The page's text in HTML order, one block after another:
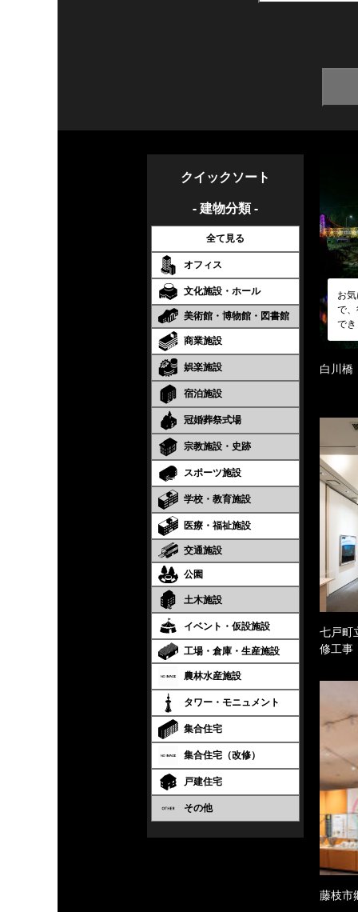
クイックソート
- 建物分類 -
全て見る
オフィス
文化施設・ホール
美術館・博物館・図書館
商業施設
娯楽施設
宿泊施設
冠婚葬祭式場
宗教施設・史跡
スポーツ施設
学校・教育施設
医療・福祉施設
交通施設
公園
土木施設
イベント・仮設施設
工場・倉庫・生産施設
農林水産施設
タワー・モニュメント
集合住宅
集合住宅（改修）
戸建住宅
その他
お
で
で
白川橋
七戸町
修工事
藤枝市